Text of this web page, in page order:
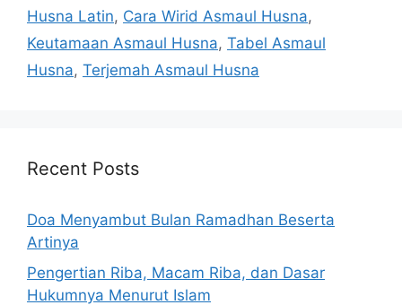
Husna Latin, Cara Wirid Asmaul Husna,
Keutamaan Asmaul Husna, Tabel Asmaul
Husna, Terjemah Asmaul Husna
Recent Posts
Doa Menyambut Bulan Ramadhan Beserta
Artinya
Pengertian Riba, Macam Riba, dan Dasar
Hukumnya Menurut Islam